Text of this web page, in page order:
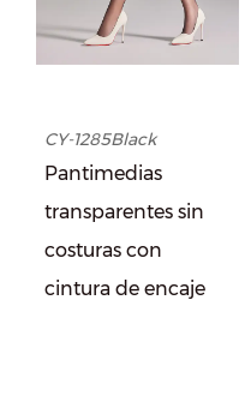
CY-1285Black
Pantimedias
transparentes sin
costuras con
cintura de encaje